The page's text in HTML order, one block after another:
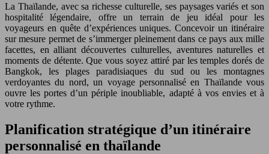
La Thaïlande, avec sa richesse culturelle, ses paysages variés et son
hospitalité légendaire, offre un terrain de jeu idéal pour les
voyageurs en quête d’expériences uniques. Concevoir un itinéraire
sur mesure permet de s’immerger pleinement dans ce pays aux mille
facettes, en alliant découvertes culturelles, aventures naturelles et
moments de détente. Que vous soyez attiré par les temples dorés de
Bangkok, les plages paradisiaques du sud ou les montagnes
verdoyantes du nord, un voyage personnalisé en Thaïlande vous
ouvre les portes d’un périple inoubliable, adapté à vos envies et à
votre rythme.
Planification stratégique d’un itinéraire
personnalisé en thaïlande